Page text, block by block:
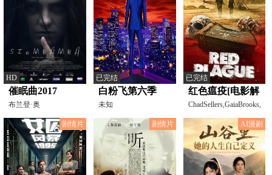
HD
催眠曲2017
布兰登·奥
雷,ReineSwart,DeànréReiners,
已完结
白粉飞第六季
未知
已完结
红色瘟疫[电影解
说]
剧情片 剧情片 AI漫剧